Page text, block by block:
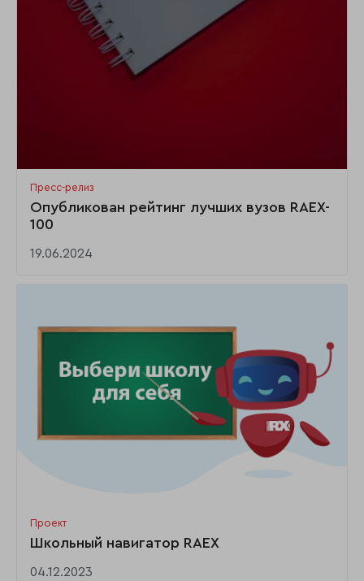
Пресс-релиз
Опубликован рейтинг лучших вузов RAEX-
100
19.06.2024
Проект
Школьный навигатор RAEX
04.12.2023